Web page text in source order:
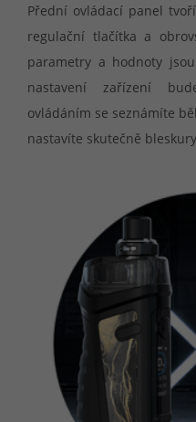
Přední ovládací panel
regulační tlačítka a
parametry a hodnoty
nastavení zařízení
ovládáním se seznámíte
nastavíte skutečně